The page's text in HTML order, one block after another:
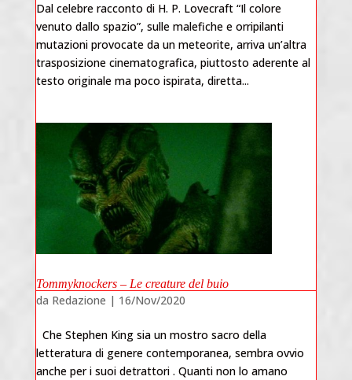
Dal celebre racconto di H. P. Lovecraft “Il colore
venuto dallo spazio”, sulle malefiche e orripilanti
mutazioni provocate da un meteorite, arriva un’altra
trasposizione cinematografica, piuttosto aderente al
testo originale ma poco ispirata, diretta...
Tommyknockers – Le creature del buio
da Redazione | 16/Nov/2020
Che Stephen King sia un mostro sacro della
letteratura di genere contemporanea, sembra ovvio
anche per i suoi detrattori . Quanti non lo amano